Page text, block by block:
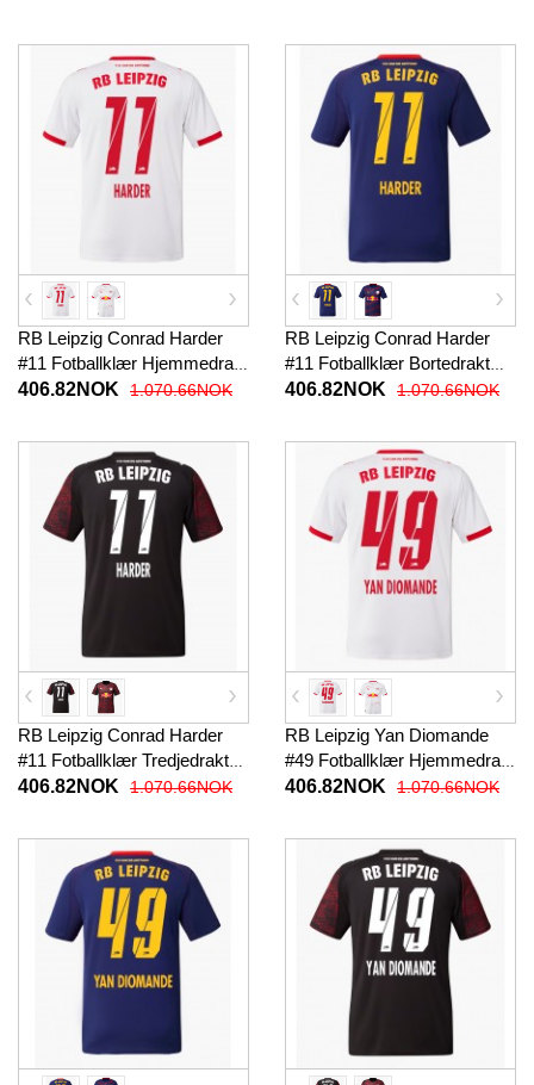
RB Leipzig Conrad Harder
#11 Fotballklær Hjemmedrakt
2025-26 Kortermet
406.82NOK 1.070.66NOK
RB Leipzig Conrad Harder
#11 Fotballklær Bortedrakt
2025-26 Kortermet
406.82NOK 1.070.66NOK
RB Leipzig Conrad Harder
#11 Fotballklær Tredjedrakt
2025-26 Kortermet
406.82NOK 1.070.66NOK
RB Leipzig Yan Diomande
#49 Fotballklær Hjemmedrakt
2025-26 Kortermet
406.82NOK 1.070.66NOK